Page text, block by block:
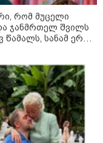
წლით უფროს
რომ მუცელი
ჯანმრთელ შვილს
წამალს, სანამ ერთ